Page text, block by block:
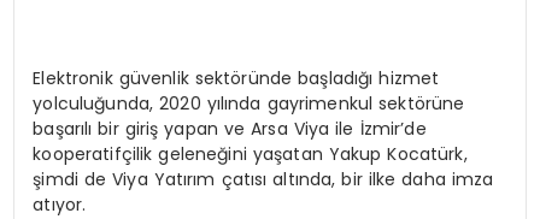
Elektronik güvenlik sektöründe başladığı hizmet
yolculuğunda, 2020 yılında gayrimenkul sektörüne
başarılı bir giriş yapan ve Arsa Viya ile İzmir’de
kooperatifçilik geleneğini yaşatan Yakup Kocatürk,
şimdi de Viya Yatırım çatısı altında, bir ilke daha imza
atıyor.